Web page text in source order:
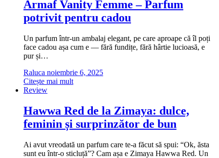
Armaf Vanity Femme – Parfum
potrivit pentru cadou
Un parfum într-un ambalaj elegant, pe care aproape că îl poți
face cadou așa cum e — fără fundițe, fără hârtie lucioasă, e
pur și…
Raluca noiembrie 6, 2025
Citește mai mult
Review
Hawwa Red de la Zimaya: dulce,
feminin și surprinzător de bun
Ai avut vreodată un parfum care te-a făcut să spui: “Ok, ăsta
sunt eu într-o sticluță”? Cam așa e Zimaya Hawwa Red. Un